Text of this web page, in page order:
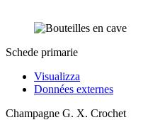
Schede primarie
Visualizza
Données externes
Champagne G. X. Crochet